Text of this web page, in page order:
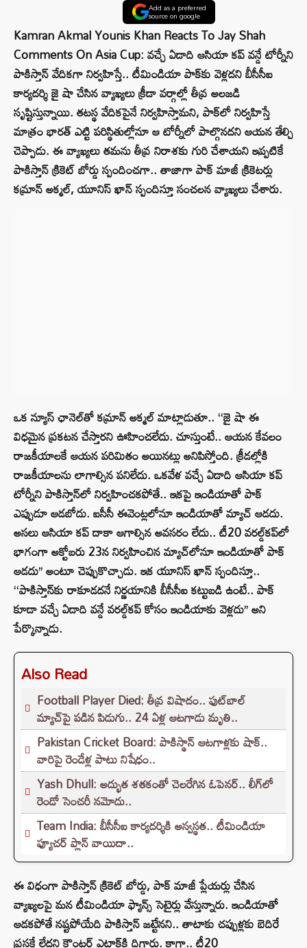
Add as a preferred
source on google
Kamran Akmal Younis Khan Reacts To Jay Shah
Comments On Asia Cup: వచ్చే ఏడాది ఆసియా కప్ వన్డే టోర్నీని
పాకిస్తాన్ వేదికగా నిర్వహిస్తే.. టీమిండియా పాక్‌కు వెళ్లదని బీసీసీఐ
కార్యదర్శి జై షా చేసిన వ్యాఖ్యలు క్రీడా వర్గాల్లో తీవ్ర అలజడి
సృష్టిస్తున్నాయి. తటస్థ వేదికపైనే నిర్వహిస్తామని, పాక్‌లో నిర్వహిస్తే
మాత్రం భారత్ ఎట్టి పరిస్థితుల్లోనూ ఆ టోర్నీలో పాల్గొనదని ఆయన తేల్చి
చెప్పాడు. ఈ వ్యాఖ్యలు తమను తీవ్ర నిరాశకు గురి చేశాయని ఇప్పటికే
పాకిస్తాన్ క్రికెట్ బోర్డు స్పందించగా.. తాజాగా పాక్‌ మాజీ క్రికెటర్లు
కమ్రాన్‌ అక్మల్‌, యూనిస్‌ ఖాన్‌ స్పందిస్తూ సంచలన వ్యాఖ్యలు చేశారు.
ఒక న్యూస్ ఛానెల్‌తో కమ్రాన్ అక్మల్ మాట్లాడుతూ.. ‘‘జై షా ఈ
విధమైన ప్రకటన చేస్తారని ఊహించలేదు. చూస్తుంటే.. ఆయన కేవలం
రాజకీయాలకే ఆయన పరిమితం అయినట్లు అనిపిస్తోంది. క్రీడల్లోకి
రాజకీయాలను లాగాల్సిన పనిలేదు. ఒకవేళ వచ్చే ఏడాది ఆసియా కప్
టోర్నీని పాకిస్తాన్‌లో నిర్వహించకపోతే.. ఇకపై ఇండియాతో పాక్
ఎప్పుడూ ఆడబోదు. ఐసీసీ ఈవెంట్లలోనూ ఇండియాతో మ్యాచ్ ఆడదు.
అసలు ఆసియా కప్ దాకా ఆగాల్సిన అవసరం లేదు.. టీ20 వరల్డ్‌కప్‌లో
భాగంగా అక్టోబరు 23న నిర్వహించిన మ్యాచ్‌లోనూ ఇండియాతో పాక్
ఆడదు’’ అంటూ చెప్పుకొచ్చాడు. ఇక యూనిస్ ఖాన్ స్పందిస్తూ..
‘‘పాకిస్తాన్‌కు రాకూడదనే నిర్ణయానికి బీసీసీఐ కట్టుబడి ఉంటే.. పాక్
కూడా వచ్చే ఏడాది వన్డే వరల్డ్‌కప్‌ కోసం ఇండియాకు వెళ్లదు’’ అని
పేర్కొన్నాడు.
Also Read
Football Player Died: తీవ్ర విషాదం.. ఫుట్‌బాల్
మ్యాచ్‌పై పడిన పిడుగు.. 24 ఏళ్ల ఆటగాడు మృతి..
Pakistan Cricket Board: పాకిస్థాన్ ఆటగాళ్లకు షాక్..
వారిపై రెండేళ్ల పాటు నిషేధం..
Yash Dhull: అద్భుత శతకంతో చెలరేగిన ఓపెనర్.. లీగ్‌లో
రెండో సెంచరీ నమోదు..
Team India: బీసీసీఐ కార్యదర్శికి అస్వస్థత.. టీమిండియా
ఫ్యూచర్ ప్లాన్ వాయిదా..
ఈ విధంగా పాకిస్తాన్ క్రికెట్ బోర్డు, పాక్ మాజీ ప్లేయర్లు చేసిన
వ్యాఖ్యలపై మన టీమిండియా ఫ్యాన్స్ సెటైర్లు వేస్తున్నారు. ఇండియాతో
ఆడకపోతే నష్టపోయేది పాకిస్తాన్ జట్టేనని.. తాటాకు చప్పుళ్లకు బెదిరే
ప్రసక్తే లేదని కౌంటర్ ఎటాక్‌కి దిగారు. కాగా.. టీ20